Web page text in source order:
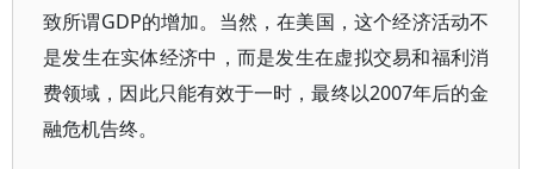
致所谓GDP的增加。当然，在美国，这个经济活动不
是发生在实体经济中，而是发生在虚拟交易和福利消
费领域，因此只能有效于一时，最终以2007年后的金
融危机告终。